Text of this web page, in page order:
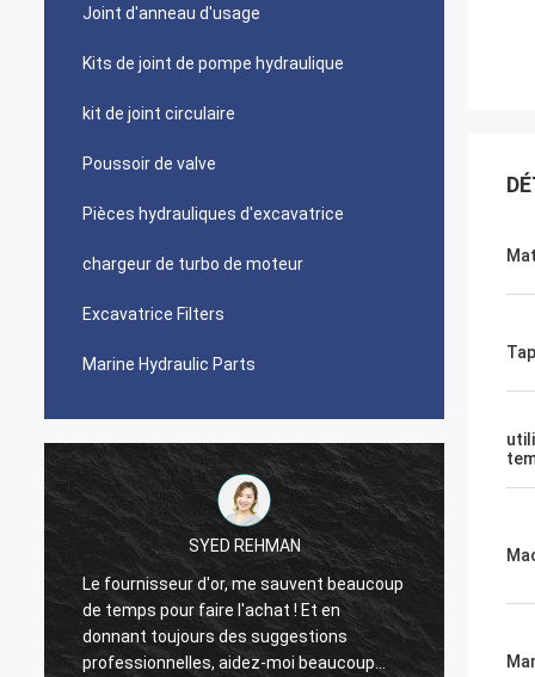
Joint d'anneau d'usage
Kits de joint de pompe hydraulique
kit de joint circulaire
Poussoir de valve
Pièces hydrauliques d'excavatrice
chargeur de turbo de moteur
Excavatrice Filters
Marine Hydraulic Parts
SYED REHMAN
Le fournisseur d'or, me sauvent beaucoup
de temps pour faire l'achat ! Et en
donnant toujours des suggestions
professionnelles, aidez-moi beaucoup
de